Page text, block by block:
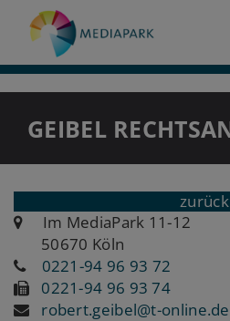
GEIBEL
zurück
Im MediaPark 11-12
50670 Köln
0221-94 96 93 72
0221-94 96 93 74
robert.geibel@t-online.de